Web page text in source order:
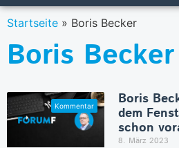
Startseite » Boris Becker
Boris Becker
Boris
dem
schon
8. März 2023